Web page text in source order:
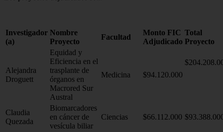
Investigador
(a)
Nombre
Proyecto
Facultad
Monto FIC
Adjudicado
Total
Proyecto
Alejandra
Droguett
Equidad y
Eficiencia en el
trasplante de
órganos en
Macrored Sur
Austral
Medicina $94.120.000
Claudia
Quezada
Biomarcadores
en cáncer de
vesícula biliar
Ciencias $66.112.000